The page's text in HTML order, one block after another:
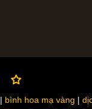
bình hoa mạ vàng